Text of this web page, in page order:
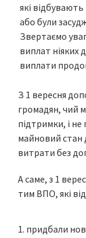
які
або були
Звертаємо
виплат ніяких
виплати
З 1 вересня
громадян, чий
підтримки, і
майновий стан
витрати без
А саме, з 1
тим ВПО, які
придбали